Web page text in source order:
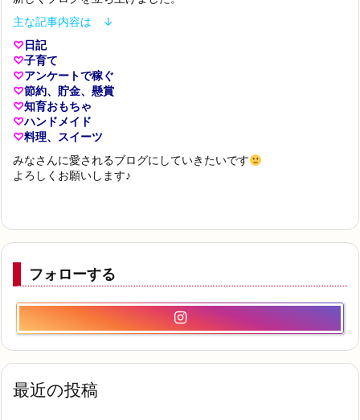
主な記事内容は ↓
♡日記
♡子育て
♡アンケートで稼ぐ
♡節約、貯金、懸賞
♡知育おもちゃ
♡ハンドメイド
♡料理、スイーツ
みなさんに愛されるブログにしていきたいです
よろしくお願いします♪
フォローする
最近の投稿